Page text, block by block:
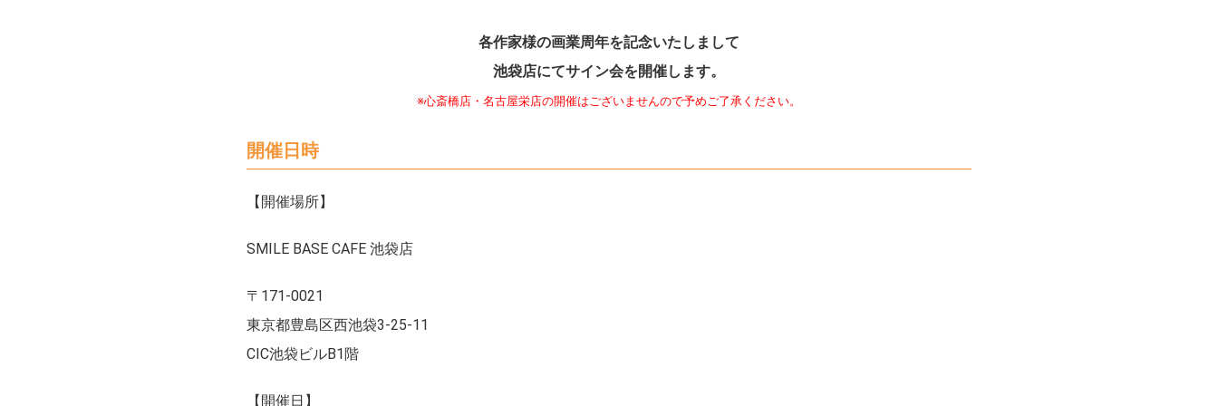
各作家様の画業周年を記念いたしまして
池袋店にてサイン会を開催します。
※心斎橋店・名古屋栄店の開催はございませんので予めご了承ください。
開催日時
【開催場所】
SMILE BASE CAFE 池袋店
〒171-0021
東京都豊島区西池袋3-25-11
CIC池袋ビルB1階
【開催日】